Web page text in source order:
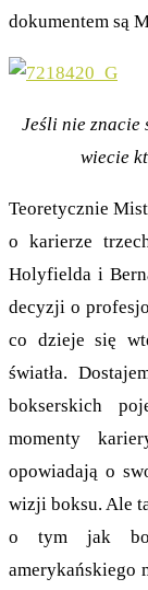
dokumentem są
Jeśli nie znacie
wiecie
Teoretycznie
o karierze
Holyfielda i
decyzji o
co dzieje się
światła.
bokserskich
momenty
opowiadają o
wizji boksu. Ale
o tym jak
amerykańskiego